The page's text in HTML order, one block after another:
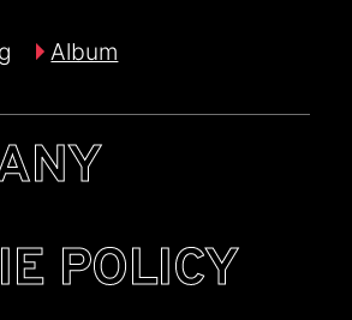
Album
POLICY